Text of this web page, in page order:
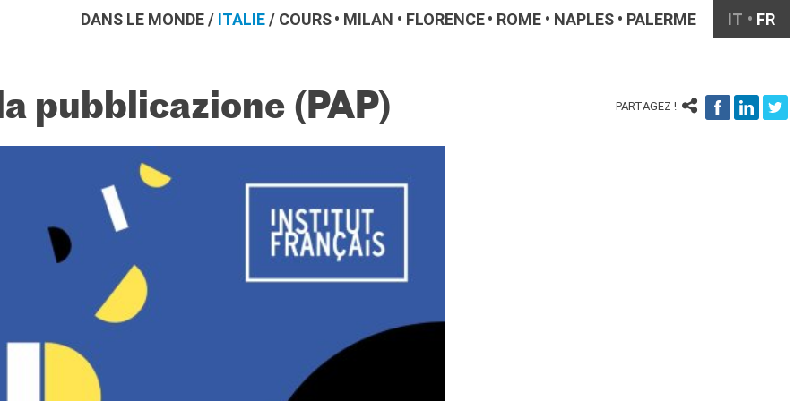
DANS LE MONDE/ ITALIE/ COURS MILAN FLORENCE ROME NAPLES PALERME IT FR
pubblicazione (PAP) PARTAGEZ !